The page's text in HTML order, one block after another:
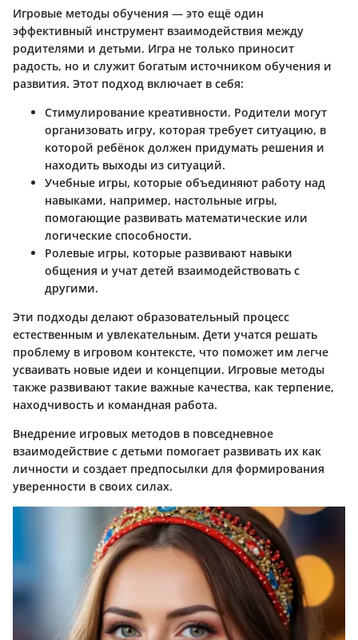
Игровые методы обучения — это ещё один
эффективный инструмент взаимодействия между
родителями и детьми. Игра не только приносит
радость, но и служит богатым источником обучения и
развития. Этот подход включает в себя:
Стимулирование креативности. Родители могут
организовать игру, которая требует ситуацию, в
которой ребёнок должен придумать решения и
находить выходы из ситуаций.
Учебные игры, которые объединяют работу над
навыками, например, настольные игры,
помогающие развивать математические или
логические способности.
Ролевые игры, которые развивают навыки
общения и учат детей взаимодействовать с
другими.
Эти подходы делают образовательный процесс
естественным и увлекательным. Дети учатся решать
проблему в игровом контексте, что поможет им легче
усваивать новые идеи и концепции. Игровые методы
также развивают такие важные качества, как терпение,
находчивость и командная работа.
Внедрение игровых методов в повседневное
взаимодействие с детьми помогает развивать их как
личности и создает предпосылки для формирования
уверенности в своих силах.